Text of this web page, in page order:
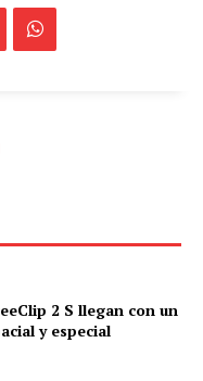
2 S llegan con un
y especial